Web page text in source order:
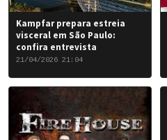
Kampfar prepara estreia
visceral em São Paulo:
confira entrevista
21/04/2026 21:04